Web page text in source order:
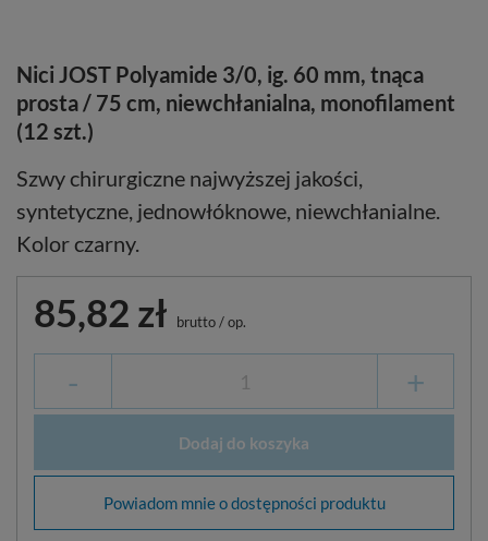
Nici JOST Polyamide 3/0, ig. 60 mm, tnąca
prosta / 75 cm, niewchłanialna, monofilament
(12 szt.)
Szwy chirurgiczne najwyższej jakości,
syntetyczne, jednowłóknowe, niewchłanialne.
Kolor czarny.
85,82 zł brutto/op.
- +
Dodaj do koszyka
Powiadom mnie o dostępności produktu